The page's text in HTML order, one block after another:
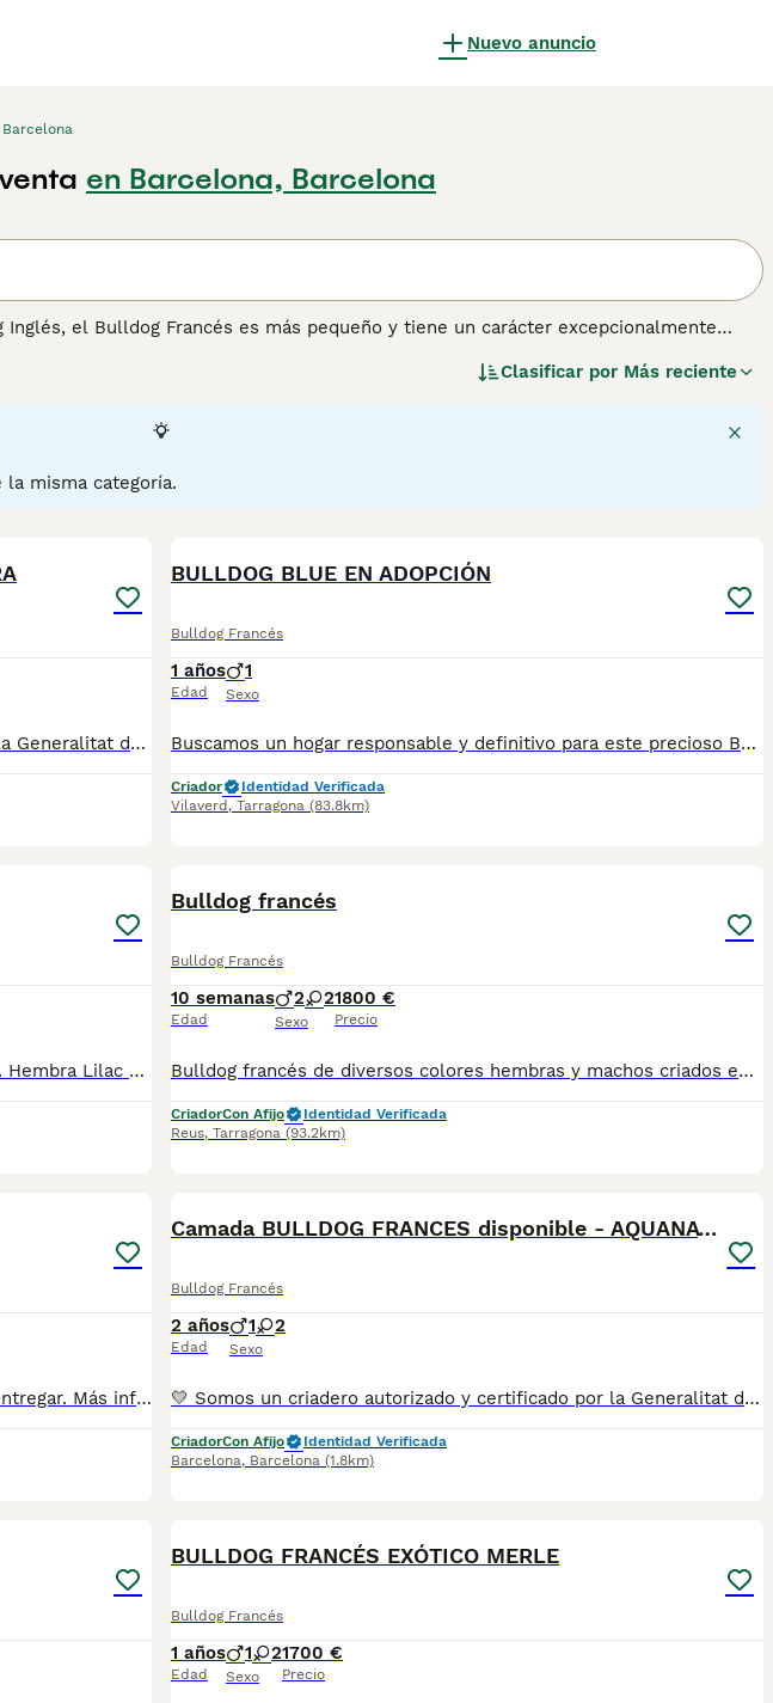
Nuevo anuncio
Barcelona
en Barcelona, Barcelona
el Bulldog Francés es más pequeño y tiene un carácter excepcionalmente
también en otras partes del mundo. Los Frenchies anhelan mucha atención y no
asombrosas si se les trata con cuidado.
Francés para obtener información sobre esta raza de perro.
Clasificar por Más reciente
misma categoría.
✅ Somos un criadero autorizado y certificado por la Generalitat de Catalunya bajo el número de Núcleo Zoológico G25/00314. PARA MÁS INFORMACIÓN: ☎️ 933095977 📱 685878504 / 674320847 💻 Más fotos y vídeos en nuestra web www.aquanatura.es 🚙 Hacemos envíos 📌 Calle Roger de Flor 45, muy cerca del Arc de Triomf de Barcelona, de Lunes a Sábados. Se entregan con sus vacunas, desparasitados interna y externamente, con microchip y su registro, cartilla sanitaria y contrato de garantías, documentación legal y factura. AQUANATURA
BULLDOG BLUE EN ADOPCIÓN
Bulldog Francés
1 años
Edad
1
Sexo
Buscamos un hogar responsable y definitivo para este precioso Bulldog Francés Blue de 2 años. 💙 Es un ejemplar adulto, con una presencia preciosa y el carácter encantador que caracteriza a la raza. A sus dos años se encuentra en una etapa ideal para disfrutar de la compañía de una familia y crear un vínculo estable y duradero. ✨ Buscamos para él: • Una familia responsable y comprometida. • Un hogar donde sea considerado un miembro más de la familia. • Personas que conozcan las necesidades específicas del Bulldog Francés y puedan ofrecerle los cuidados, tiempo y atención que merece. • Un compromiso para toda la vida, sin adopciones impulsivas. La adopción se realizará de forma responsable y con seguimiento, priorizando en todo momento su bienestar y adaptación a su nuevo hogar. 📍 Ubicación: Tarragona, Barcelona 🐶 Raza: Bulldog Francés 🎨 Color: Blue 🎂 Edad: 2 años (10/06/2024) ⚥ Sexo: MACHO 💙 No buscamos simplemente una familia que lo quiera; buscamos la familia adecuada para él. 📩 Para conocer más información y valorar la adopción, contactar por mensaje privado.
Criador
Identidad Verificada
Vilaverd , Tarragona (83.8km)
Camada en alta calidad de bulldog francés exótico. Hembra Lilac and tan disponible. Madre: Lilac and tan Padre: Isabella New shade tan. Camada nacida el 18/05/2026. Más información 643805355
Bulldog francés
Bulldog Francés
10 semanas
Edad
2 2
Sexo
1800 €
Precio
Bulldog francés de diversos colores hembras y machos criados en ambiente familiar con cartilla sanitaria vacuna chip desparasitación con garantía víricas y congenitas
CriadorCon Afijo
Identidad Verificada
Reus, Tarragona (93.2km)
Hembra y Macho isabella new shade. Listos para entregar. Más información fotos vídeos y precios por Whatsap 643805355
Camada BULLDOG FRANCES disponible - AQUANATURA
Bulldog Francés
2 años
Edad
1 2
Sexo
💛 Somos un criadero autorizado y certificado por la Generalitat de Catalunya. VEN A VERLOS PERSONALMENTE 📌 Estamos en la calle Roger de Flor 45, muy cerca del Arc de Triomf de Barcelona, de Lunes a Sábados, desde las 10h hasta las 21:00h. MAS INFO ☎️ 933095977 📱 685878504 FOTOS Y VIDEOS 💻 www.aquanatura.es 🚙 HACEMOS ENVIOS Se entregan vacunados, desparasitados interna y externamente, con microchip y su registro, con cartilla sanitaria y contrato de garantías, bajo la supervisión de nuestro equipo veterinario.
CriadorCon Afijo
Identidad Verificada
Barcelona, Barcelona (1.8km)
BULLDOG FRANCÉS EXÓTICO MERLE
Bulldog Francés
1 años
Edad
1 2
Sexo
1700 €
Precio